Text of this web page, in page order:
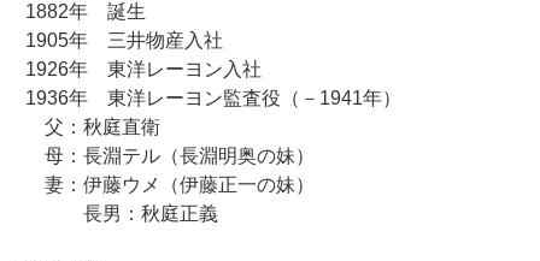
1882年 誕生
1905年 三井物産入社
1926年 東洋レーヨン入社
1936年 東洋レーヨン監査役（－1941年）
父：秋庭直衛
母：長淵テル（長淵明奥の妹）
妻：伊藤ウメ（伊藤正一の妹）
長男：秋庭正義